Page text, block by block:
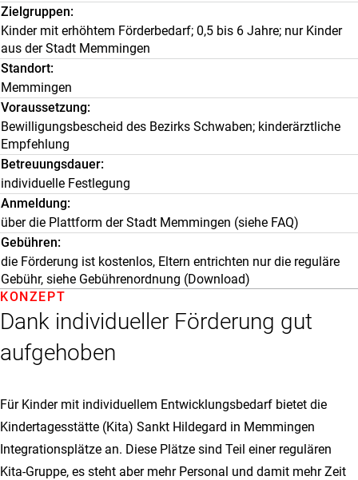
Zielgruppen
Kinder mit erhöhtem Förderbedarf; 0,5 bis 6 Jahre; nur Kinder
aus der Stadt Memmingen
Standort
Memmingen
Voraussetzung
Bewilligungsbescheid des Bezirks Schwaben; kinderärztliche
Empfehlung
Betreuungsdauer
individuelle Festlegung
Anmeldung
über die Plattform der Stadt Memmingen (siehe FAQ)
Gebühren
die Förderung ist kostenlos, Eltern entrichten nur die reguläre
Gebühr, siehe Gebührenordnung (Download)
Dank individueller Förderung gut
aufgehoben
KONZEPT
Für Kinder mit individuellem Entwicklungsbedarf bietet die
Kindertagesstätte (Kita) Sankt Hildegard in Memmingen
Integrationsplätze an. Diese Plätze sind Teil einer regulären
Kita-Gruppe, es steht aber mehr Personal und damit mehr Zeit